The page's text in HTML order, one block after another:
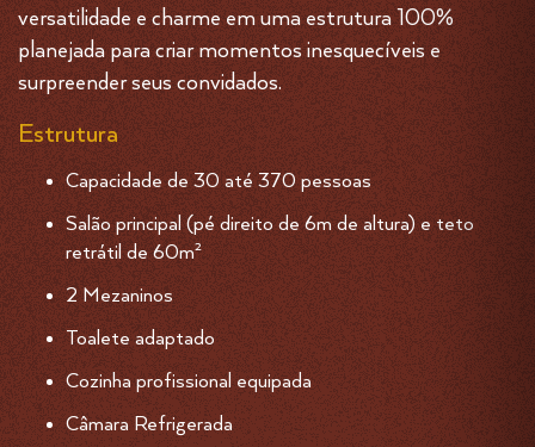
versatilidade e charme em uma estrutura 100%
planejada para criar momentos inesquecíveis e
surpreender seus convidados.
Estrutura
Capacidade de 30 até 370 pessoas
Salão principal (pé direito de 6m de altura) e teto
retrátil de 60m²
2 Mezaninos
Toalete adaptado
Cozinha profissional equipada
Câmara Refrigerada